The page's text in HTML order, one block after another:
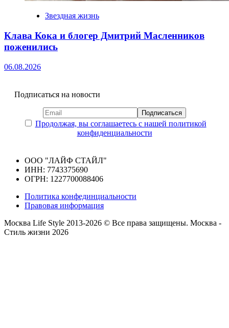
Звездная жизнь
Клава Кока и блогер Дмитрий Масленников
поженились
06.08.2026
Подписаться на новости
Продолжая, вы соглашаетесь с нашей политикой
конфиденциальности
ООО "ЛАЙФ СТАЙЛ"
ИНН: 7743375690
ОГРН: 1227700088406
Политика конфединциальности
Правовая информация
Москва Life Style 2013-2026 © Все права защищены. Москва -
Стиль жизни 2026